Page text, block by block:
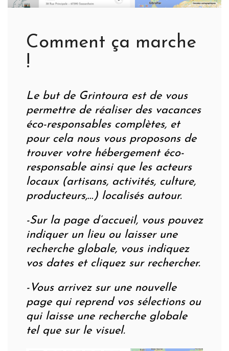
Comment ça marche
!
Le but de Grintoura est de vous
permettre de réaliser des vacances
éco-responsables complètes, et
pour cela nous vous proposons de
trouver votre hébergement éco-
responsable ainsi que les acteurs
locaux (artisans, activités, culture,
producteurs,…) localisés autour.
-Sur la page d’accueil, vous pouvez
indiquer un lieu ou laisser une
recherche globale, vous indiquez
vos dates et cliquez sur rechercher.
-Vous arrivez sur une nouvelle
page qui reprend vos sélections ou
qui laisse une recherche globale
tel que sur le visuel.